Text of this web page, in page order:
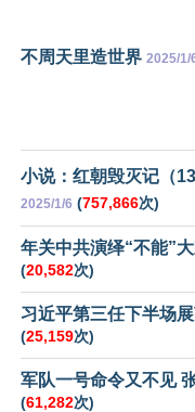
不周天里造世界 2025/1/
小说：红朝毁灭记（
2025/1/6 (757,866次)
年关中共演绎“不能”
(20,582次)
习近平第三任下半场
(25,159次)
军队一号命令又不见
(61,282次)